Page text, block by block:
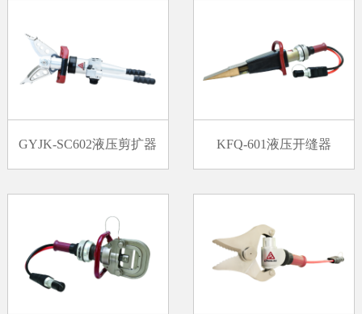
GYJK-SC602液压剪扩器 KFQ-601液压开缝器